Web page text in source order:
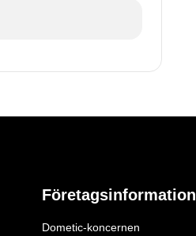
Företagsinformation
Dometic-koncernen